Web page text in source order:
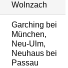
Wolnzach
Garching bei
München,
Neu-Ulm,
Neuhaus bei
Passau